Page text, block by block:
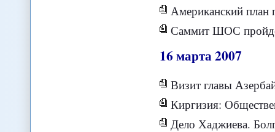
Американский план
Саммит ШОС
16марта2007
Визит главы
Киргизия:
Дело Хаджиева.